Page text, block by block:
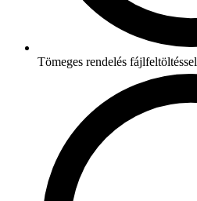
Tömeges rendelés fájlfeltöltéssel